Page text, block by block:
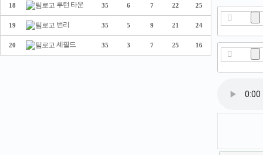
18 루턴 타운 35 6 7 22 25
19 번리 35 5 9 21 24
20 셰필드 35 3 7 25 16